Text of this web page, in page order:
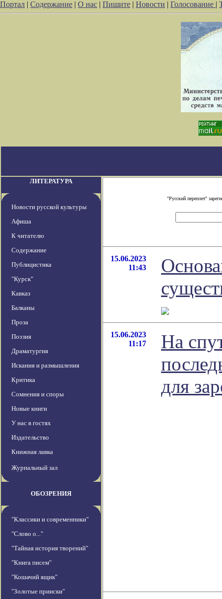
Портал | Содержание | О нас | Пишите | Новости | Голосование |
ЛИТЕРАТУРА
Новости русской культуры
Афиша
К читателю
Содержание
Публицистика
"Курск"
Кавказ
Балканы
Проза
Поэзия
Драматургия
Искания и размышления
Критика
Сомнения и споры
Новые книги
У нас в гостях
Издательство
Книжная лавка
Журнальный зал
ОБОЗРЕНИЯ
"Классики и современники"
"Слово о..."
"Тайная история творений"
"Книга писем"
"Кошачий ящик"
"Золотые прииски"
"Русский переплет"
15.06.2023
11:43
15.06.2023
11:17
На
для